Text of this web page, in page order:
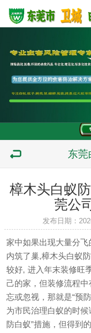
东莞
樟木头白蚁
莞公
发布日期：
家中如果出现大量分
内筑了巢,樟木头白蚁
较好, 进入年末装修旺
己的家，但装修流程
忘或忽视，那就是“预
为市民治理白蚁的时
防白蚁”措施，但得到